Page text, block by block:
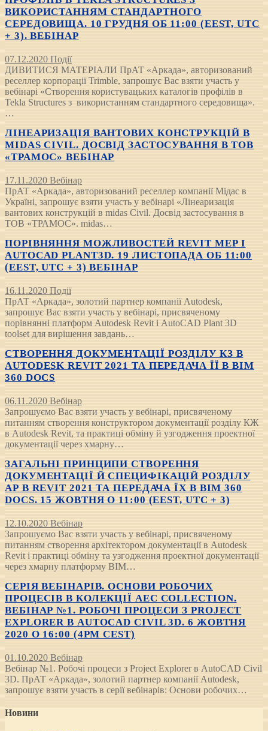
ВИКОРИСТАННЯМ СТАНДАРТНОГО
СЕРЕДОВИЩА. 10 ГРУДНЯ ОБ 11:00 (EEST, UTC
+ 3). ВЕБІНАР
07.12.2020 Події
ДИВИТИСЯ МАТЕРІАЛИ ПрАТ «Аркада», авторизований
реселлер корпорації Trimble, запрошує Вас взяти участь у
вебінарі «Створення користувацьких каталогів профілів в
Tekla Structures з використанням стандартного середовища».
…
ЛІНЕАРИЗАЦІЯ ВАНТОВИХ КОНСТРУКЦІЙ В
MIDAS CIVIL. ДОСВІД ЗАСТОСУВАННЯ В ТОВ
«ТРАМОС» ВЕБІНАР
17.11.2020 Вебінар
ПрАТ «Аркада», авторизований реселлер компанії Мідас в
Україні, запрошує взяти участь у вебінарі «Лінеаризація
вантових конструкцій в midas Civil. Досвід застосування в
ТОВ «ТРАМОС». midas…
ПОРІВНЯННЯ МОЖЛИВОСТЕЙ REVIT MEP І
AUTOCAD PLANT3D. 19 ЛИСТОПАДА ОБ 11:00
(EEST, UTC + 3) ВЕБІНАР
16.11.2020 Події
ПрАТ «Аркада», золотий партнер компанії Autodesk,
запрошує Вас взяти участь у вебінарі, присвяченому
порівнянні платформ Autodesk Revit і AutoCAD Plant 3D
toolset для вирішення завдань…
СТВОРЕННЯ ДОКУМЕНТАЦІЇ РОЗДІЛУ КЗ В
AUTODESK REVIT 2021 ТА ПЕРЕДАЧА ЇЇ В BIM
360 DOCS
06.11.2020 Вебінар
Запрошуємо Вас взяти участь у вебінарі, присвяченому
питанням створення конструктором документації розділу КЖ
в Autodesk Revit, та практиці обміну й узгодження проектної
документації через хмарну…
ЗАГАЛЬНІ ПРИНЦИПИ СТВОРЕННЯ
ДОКУМЕНТАЦІЇ Й СПЕЦИФІКАЦІЙ РОЗДІЛУ
АР В REVIT 2021 ТА ПЕРЕДАЧА ЇХ В BIM 360
DOCS. 15 ЖОВТНЯ О 11:00 (EEST, UTC + 3)
12.10.2020 Вебінар
Запрошуємо Вас взяти участь у вебінарі, присвяченому
питанням створення архітектором документації в Autodesk
Revit і практиці обміну та узгодження проектної документації
через хмарну платформу BIM…
СЕРІЯ ВЕБІНАРІВ. ОСНОВИ РОБОЧИХ
ПРОЦЕСІВ В КОЛЕКЦІЇ AEC COLLECTION.
ВЕБІНАР №1. РОБОЧІ ПРОЦЕСИ З PROJECT
EXPLORER В AUTOCAD CIVIL 3D. 6 ЖОВТНЯ
2020 О 16:00 (4PM CEST)
01.10.2020 Вебінар
Вебінар №1. Робочі процеси з Project Explorer в AutoCAD Civil
3D. ПрАТ «Аркада», золотий партнер компанії Autodesk,
запрошує взяти участь в серії вебінарів: Основи робочих…
Новини